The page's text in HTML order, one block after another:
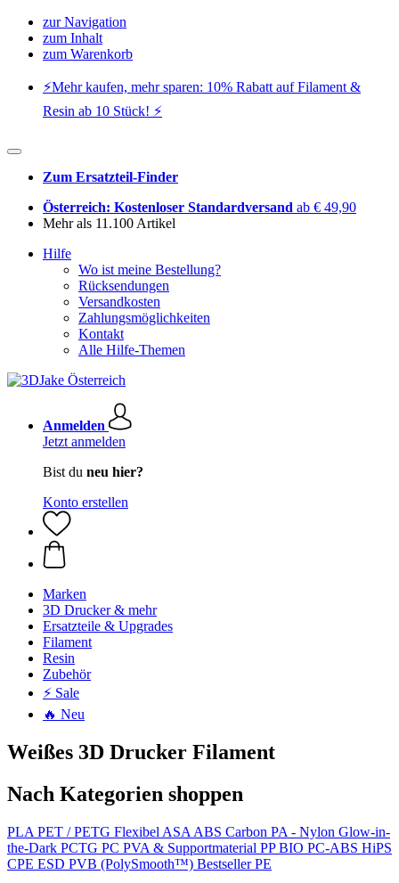
zur Navigation
zum Inhalt
zum Warenkorb
⚡️Mehr kaufen, mehr sparen: 10% Rabatt auf Filament &
Resin ab 10 Stück! ⚡️
Zum Ersatzteil-Finder
Österreich: Kostenloser Standardversand ab € 49,90
Mehr als 11.100 Artikel
Hilfe
Wo ist meine Bestellung?
Rücksendungen
Versandkosten
Zahlungsmöglichkeiten
Kontakt
Alle Hilfe-Themen
Anmelden
Jetzt anmelden
Bist du neu hier?
Konto erstellen
Marken
3D Drucker & mehr
Ersatzteile & Upgrades
Filament
Resin
Zubehör
⚡ Sale
🔥 Neu
Weißes 3D Drucker Filament
Nach Kategorien shoppen
PLA PET / PETG Flexibel ASA ABS Carbon PA - Nylon Glow-in-
the-Dark PCTG PC PVA & Supportmaterial PP BIO PC-ABS HiPS
CPE ESD PVB (PolySmooth™) Bestseller PE